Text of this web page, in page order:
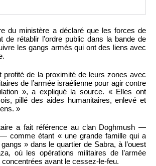
du ministère a déclaré que les forces de
de rétablir l’ordre public dans la bande de
les gangs armés qui ont des liens avec
profité de la proximité de leurs zones avec
de l’armée israélienne pour agir contre
», a expliqué la source. « Elles ont
pillé des aides humanitaires, enlevé et
»
a fait référence au clan Doghmush —
comme étant « une grande famille qui a
» dans le quartier de Sabra, à l’ouest
où les opérations militaires de l’armée
concentrées avant le cessez-le-feu.